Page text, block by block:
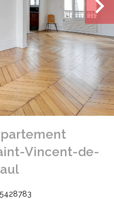
Vincent-de-